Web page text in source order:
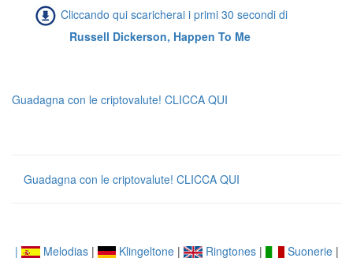
Cliccando qui scaricherai i primi 30 secondi di
Russell Dickerson, Happen To Me
Guadagna con le criptovalute! CLICCA QUI
Guadagna con le criptovalute! CLICCA QUI
| Melodias| Klingeltone| Ringtones| Suonerie|